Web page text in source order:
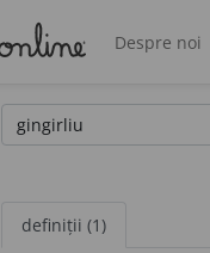
Despre noi
definiții (1)